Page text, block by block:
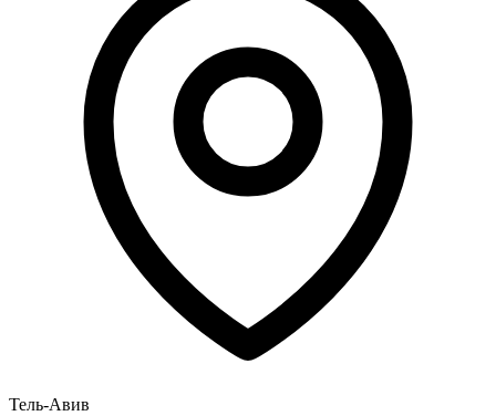
Тель-Авив